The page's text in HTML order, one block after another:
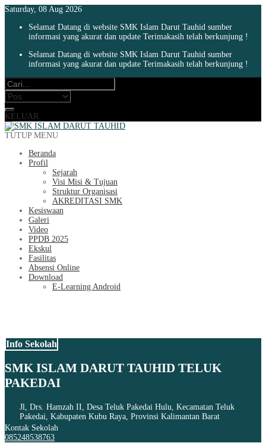
Saturday, 08 Aug 2026
Selamat Datang di website SMK Islam Darut Tauhid sumber
informasi yang akurat dan update Terimakasih telah berkunjung !
Selamat Datang di website SMK Islam Darut Tauhid sumber
informasi yang akurat dan update Terimakasih telah berkunjung !
KELUAR
TUTUP MENU
Beranda
Profil
Sejarah
Visi Misi & Tujuan
Struktur Organisasi
AKREDITASI SMK
Kesiswaan
Galeri
Video
PPDB 2025
Ekskul
Fasilitas
Absensi Online
Download
E-Learning Android
Info Sekolah
SMK ISLAM DARUT TAUHID TELUK
PAKEDAI
Jl, Drs. Hamzah II, Desa Teluk Pakedai Hulu, Kecamatan Teluk
Pakedai, Kabupaten Kubu Raya, Provinsi Kalimantan Barat
Kontak Sekolah
085248538763